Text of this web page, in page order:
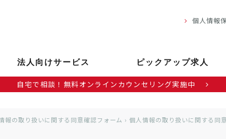
個人情報
法人向けサービス ピックアップ求人
自宅で相談！無料オンラインカウンセリング実施中
報の取り扱いに関する同意確認フォーム ›個人情報の取り扱いに関する同